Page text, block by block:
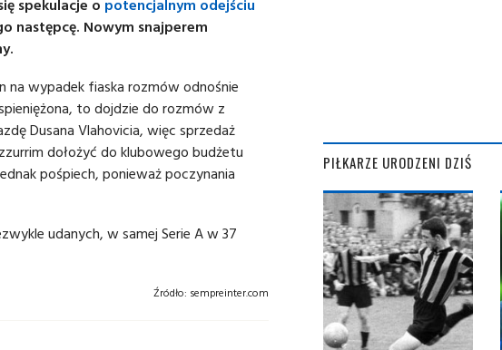
spekulacje o potencjalnym odejściu
następcę. Nowym snajperem
na wypadek fiaska rozmów odnośnie
to dojdzie do rozmów z
Dusana Vlahovicia, więc sprzedaż
dołożyć do klubowego budżetu
pośpiech, ponieważ poczynania
udanych, w samej Serie A w 37
Źródło: sempreinter.com
PIŁKARZE URODZENI DZIŚ